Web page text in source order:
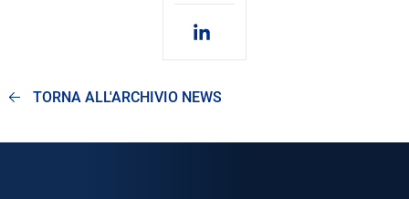
TORNA ALL'ARCHIVIO NEWS